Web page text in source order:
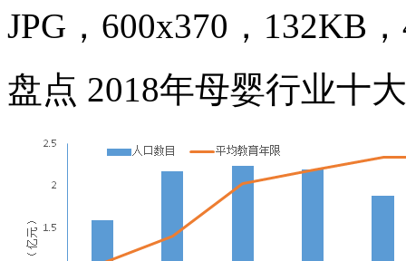
JPG，600x370，132KB
盘点 2018年母婴行业十